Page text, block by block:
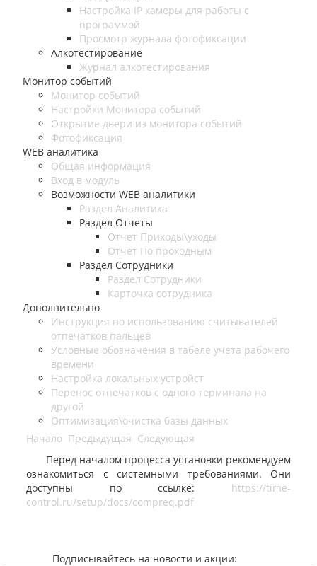
Настройка IP камеры для работы с
программой
Просмотр журнала фотофиксации
Алкотестирование
Журнал алкотестирования
Монитор событий
Монитор событий
Настройки Монитора событий
Открытие двери из монитора событий
Фотофиксация
WEB аналитика
Общая информация
Вход в модуль
Возможности WEB аналитики
Раздел Аналитика
Раздел Отчеты
Отчет Приходы\уходы
Отчет По проходным
Раздел Сотрудники
Раздел Сотрудники
Карточка сотрудника
Дополнительно
Инструкция по использованию считывателей
отпечатков пальцев
Условные обозначения в табеле учета рабочего
времени
Настройка локальных устройст
Перенос отпечатков с одного терминала на
другой
Оптимизация\очистка базы данных
Начало Предыдущая Следующая
Перед началом процесса установки рекомендуем
ознакомиться с системными требованиями. Они
доступны по ссылке: https://time-
control.ru/setup/docs/compreq.pdf
Подписывайтесь на новости и акции: